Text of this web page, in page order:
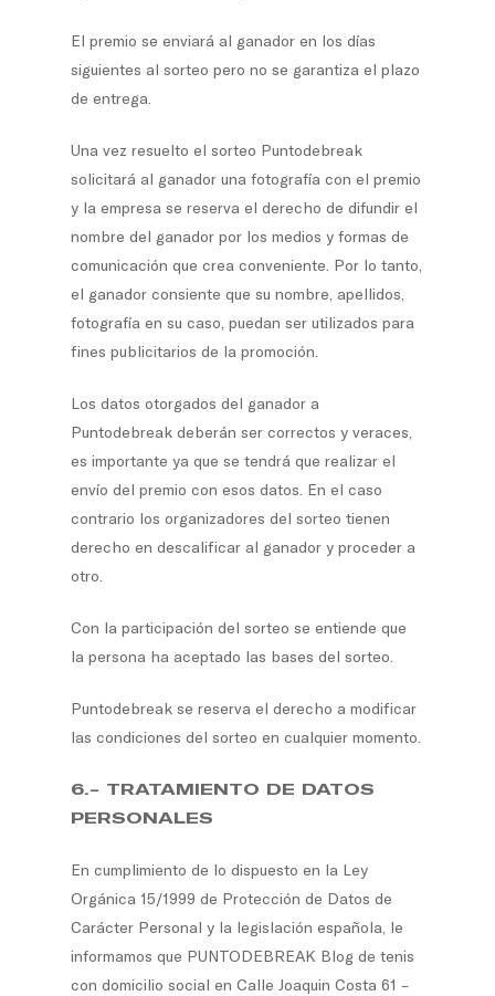
El premio se enviará al ganador en los días
siguientes al sorteo pero no se garantiza el plazo
de entrega.
Una vez resuelto el sorteo Puntodebreak
solicitará al ganador una fotografía con el premio
y la empresa se reserva el derecho de difundir el
nombre del ganador por los medios y formas de
comunicación que crea conveniente. Por lo tanto,
el ganador consiente que su nombre, apellidos,
fotografía en su caso, puedan ser utilizados para
fines publicitarios de la promoción.
Los datos otorgados del ganador a
Puntodebreak deberán ser correctos y veraces,
es importante ya que se tendrá que realizar el
envío del premio con esos datos. En el caso
contrario los organizadores del sorteo tienen
derecho en descalificar al ganador y proceder a
otro.
Con la participación del sorteo se entiende que
la persona ha aceptado las bases del sorteo.
Puntodebreak se reserva el derecho a modificar
las condiciones del sorteo en cualquier momento.
6.- TRATAMIENTO DE DATOS
PERSONALES
En cumplimiento de lo dispuesto en la Ley
Orgánica 15/1999 de Protección de Datos de
Carácter Personal y la legislación española, le
informamos que PUNTODEBREAK Blog de tenis
con domicilio social en Calle Joaquin Costa 61 –